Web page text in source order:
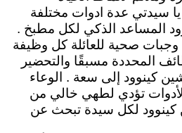
سيدتي عدة ادوات مختلفة
المساعد الذكي لكل مطبخ .
صحية للعائلة كل وظيفة
المحددة مسبقًا والتحضير
كينوود إلى سعة . الوعاء
تؤدي لطهي خالي من
كينوود لكل سيدة تبحث عن